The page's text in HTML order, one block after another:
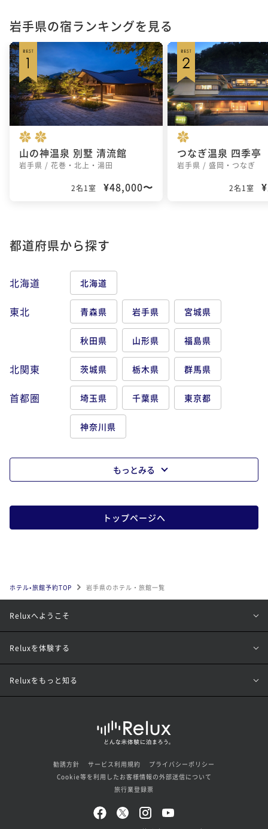
岩手県の宿ランキングを見る
山の神温泉 別墅 清流館
岩手県 / 花巻・北上・湯田
2名1室 ¥48,000〜
つなぎ温泉 四季亭
岩手県 / 盛岡・つなぎ
2名1室
都道府県から探す
北海道 北海道
東北 青森県 岩手県 宮城県
秋田県 山形県 福島県
北関東 茨城県 栃木県 群馬県
首都圏 埼玉県 千葉県 東京都
神奈川県
もっとみる
トップページへ
ホテル•旅館予約TOP 岩手県のホテル・旅館一覧
Reluxへようこそ
Reluxを体験する
Reluxをもっと知る
勧誘方針 サービス利用規約
プライバシーポリシー
Cookie等を利用したお客様情報の外部送信について
旅行業登録票